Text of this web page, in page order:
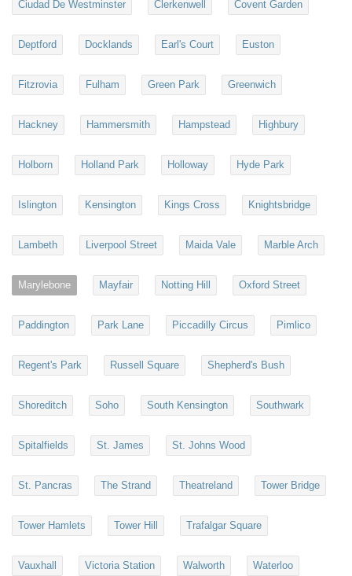
Ciudad De Westminster Clerkenwell Covent Garden
Deptford Docklands Earl's Court Euston
Fitzrovia Fulham Green Park Greenwich
Hackney Hammersmith Hampstead Highbury
Holborn Holland Park Holloway Hyde Park
Islington Kensington Kings Cross Knightsbridge
Lambeth Liverpool Street Maida Vale Marble Arch
Marylebone Mayfair Notting Hill Oxford Street
Paddington Park Lane Piccadilly Circus Pimlico
Regent's Park Russell Square Shepherd's Bush
Shoreditch Soho South Kensington Southwark
Spitalfields St. James St. Johns Wood
St. Pancras The Strand Theatreland Tower Bridge
Tower Hamlets Tower Hill Trafalgar Square
Vauxhall Victoria Station Walworth Waterloo